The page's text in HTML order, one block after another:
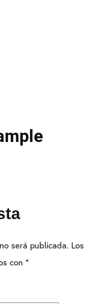
será publicada. Los
con *